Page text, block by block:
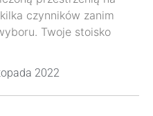
czynników zanim
Twoje stoisko
2022